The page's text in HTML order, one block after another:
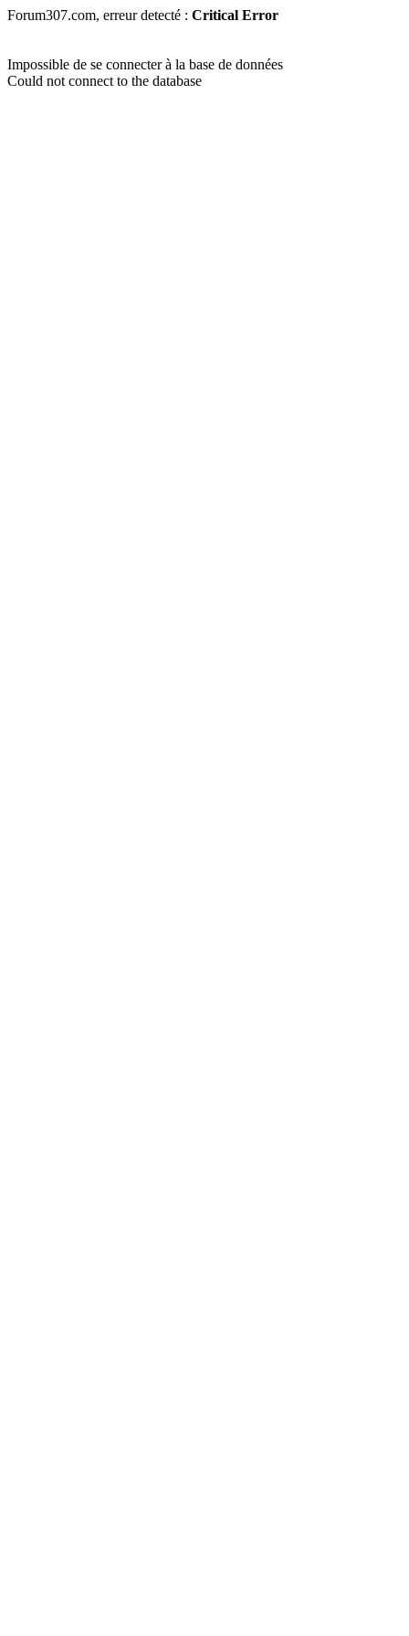
Forum307.com, erreur detecté : Critical Error
Impossible de se connecter à la base de données
Could not connect to the database